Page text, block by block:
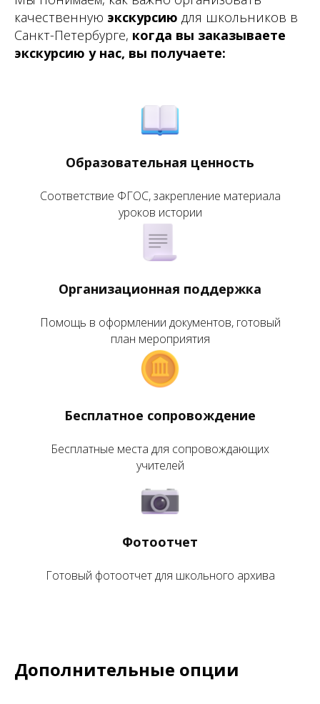
качественную экскурсию для школьников в
Санкт-Петербурге, когда вы заказываете
экскурсию у нас, вы получаете:
Образовательная ценность
Соответствие ФГОС, закрепление материала
уроков истории
Организационная поддержка
Помощь в оформлении документов, готовый
план мероприятия
Бесплатное сопровождение
Бесплатные места для сопровождающих
учителей
Фотоотчет
Готовый фотоотчет для школьного архива
Дополнительные опции